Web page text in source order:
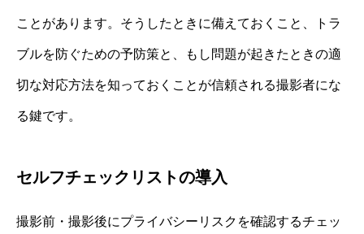
ことがあります。そうしたときに備えておくこと、トラ
ブルを防ぐための予防策と、もし問題が起きたときの適
切な対応方法を知っておくことが信頼される撮影者にな
る鍵です。
セルフチェックリストの導入
撮影前・撮影後にプライバシーリスクを確認するチェッ